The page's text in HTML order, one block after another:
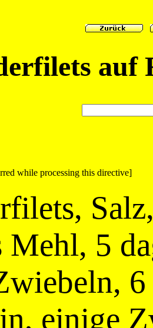
auf
while processing this directive]
Mehl, 5
einige